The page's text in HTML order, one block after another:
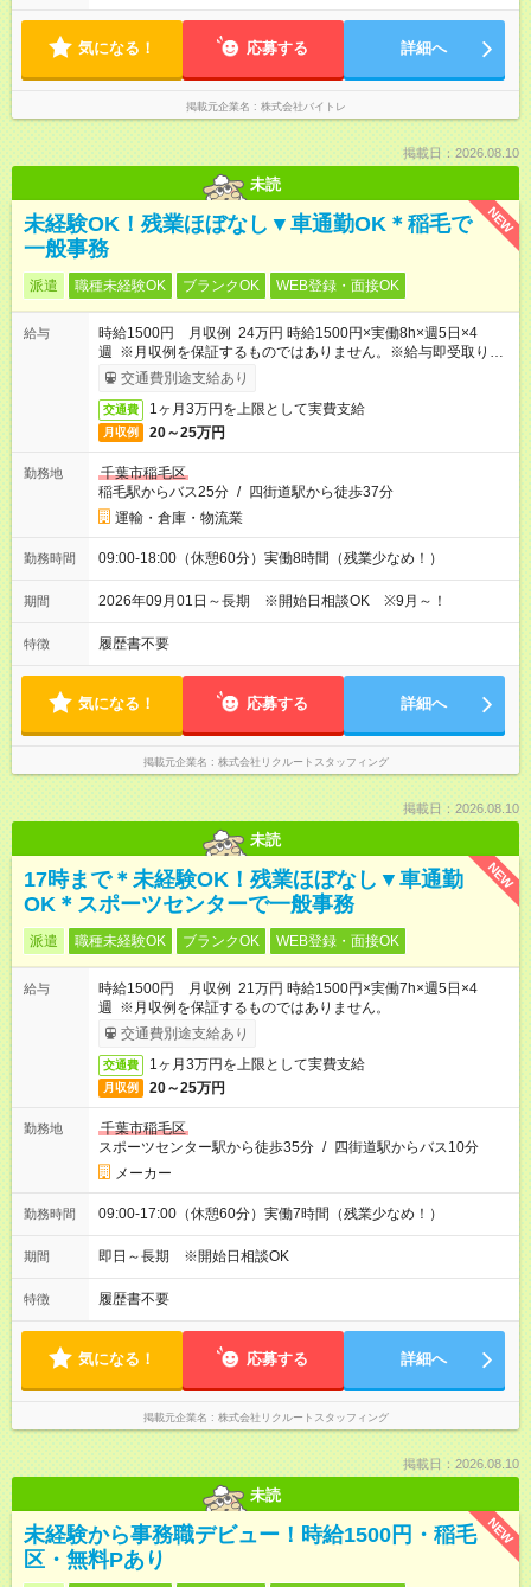
5.5時間） 9：30～16：30（実働6時間）、9：30～17：00（実
気になる！ 応募する 詳細へ
掲載元企業名 株式会社バイトレ
掲載日：2026.08.10
未読
NEW
未経験OK！残業ほぼなし▼車通勤OK＊稲毛で
一般事務
派遣 職種未経験OK ブランクOK WEB登録・面接OK
給与
時給1500円 月収例 24万円 時給1500円×実働8h×週5日×4
週 ※月収例を保証するものではありません。※給与即受取りサ
ービス利用可（利用条件有）
交通費別途支給あり
交通費 1ヶ月3万円を上限として実費支給
月収例 20～25万円
勤務地
千葉市稲毛区
稲毛駅からバス25分 / 四街道駅から徒歩37分
運輸・倉庫・物流業
勤務時間 09:00-18:00（休憩60分）実働8時間（残業少なめ！）
期間 2026年09月01日～長期 ※開始日相談OK ※9月～！
特徴 履歴書不要
気になる！ 応募する 詳細へ
掲載元企業名 株式会社リクルートスタッフィング
掲載日：2026.08.10
未読
NEW
17時まで＊未経験OK！残業ほぼなし▼車通勤
OK＊スポーツセンターで一般事務
派遣 職種未経験OK ブランクOK WEB登録・面接OK
給与
時給1500円 月収例 21万円 時給1500円×実働7h×週5日×4
週 ※月収例を保証するものではありません。
交通費別途支給あり
交通費 1ヶ月3万円を上限として実費支給
月収例 20～25万円
勤務地
千葉市稲毛区
スポーツセンター駅から徒歩35分 / 四街道駅からバス10分
メーカー
勤務時間 09:00-17:00（休憩60分）実働7時間（残業少なめ！）
期間 即日～長期 ※開始日相談OK
特徴 履歴書不要
気になる！ 応募する 詳細へ
掲載元企業名 株式会社リクルートスタッフィング
掲載日：2026.08.10
未読
NEW
未経験から事務職デビュー！時給1500円・稲毛
区・無料Pあり